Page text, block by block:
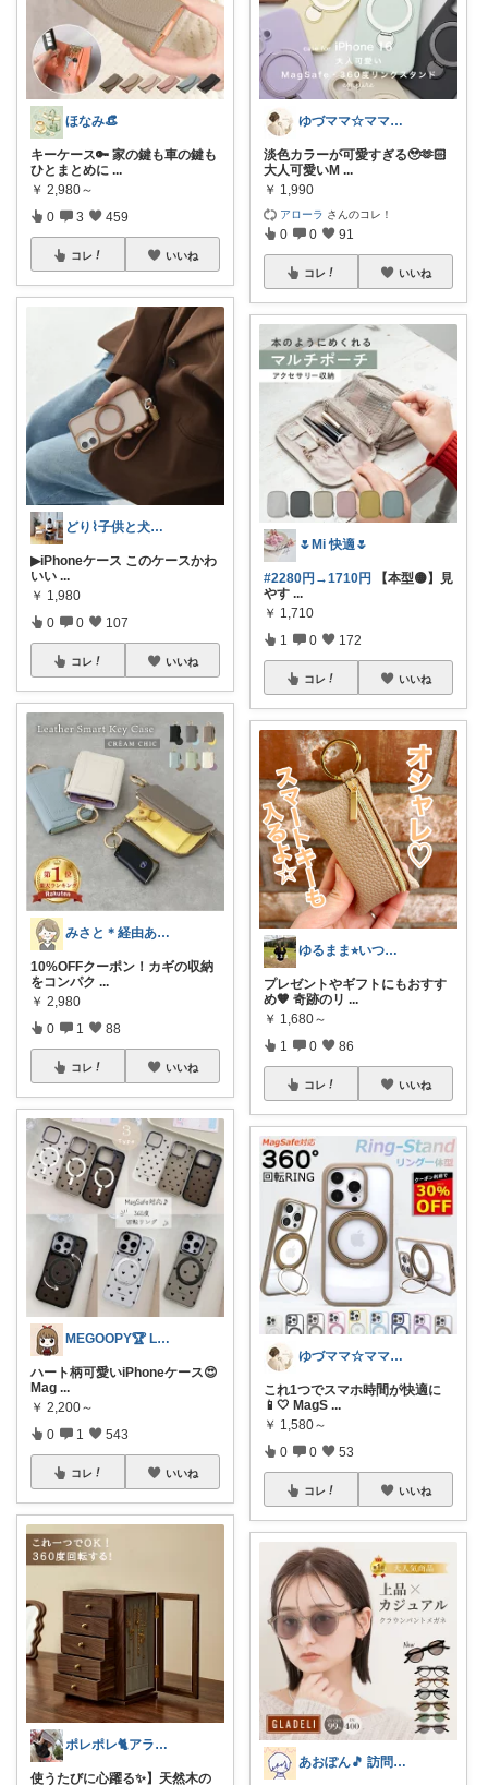
ほなみ👒
キーケース🔑 家の鍵も車の鍵も
ひとまとめに ...
￥ 2,980～
0 3 459
コレ いいね
どり⌇ 子供と犬と暮らし
▶︎iPhoneケース このケースかわ
いい ...
￥ 1,980
0 0 107
コレ いいね
みさと＊経由ありがとうございます🧡
10%OFFクーポン！カギの収納
をコンパク ...
￥ 2,980
0 1 88
コレ いいね
MEGOOPY🏆 LᵒᵛᵉᎽ༠ᐡ❤︎
ハート柄可愛いiPhoneケース😍
Mag ...
￥ 2,200～
0 1 543
コレ いいね
ポレポレ🐈アラフィフの可愛い図鑑
使うたびに心躍る✨】天然木の
ゆづママ☆ママおすすめアイテム✩.*˚
淡色カラーが可愛すぎる🥹🫶🏻
大人可愛いM ...
￥ 1,990
アローラ さんのコレ！
0 0 91
コレ いいね
🌷Mi 快適🌷
#2280円→1710円 【本型🟡】見
やす ...
￥ 1,710
1 0 172
コレ いいね
ゆるまま⭐︎いつもありがとうございます✨
プレゼントやギフトにもおすす
め🧡 奇跡のリ ...
￥ 1,680～
1 0 86
コレ いいね
ゆづママ☆ママおすすめアイテム✩.*˚
これ1つでスマホ時間が快適に
📱🤍 MagS ...
￥ 1,580～
0 0 53
コレ いいね
あおぽん🎵 訪問感謝です˙꒳​˙